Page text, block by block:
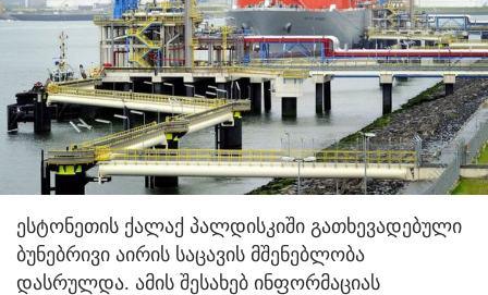
ესტონეთის ქალაქ პალდისკიში გათხევადებული
ბუნებრივი აირის საცავის მშენებლობა
დასრულდა. ამის შესახებ ინფორმაციას